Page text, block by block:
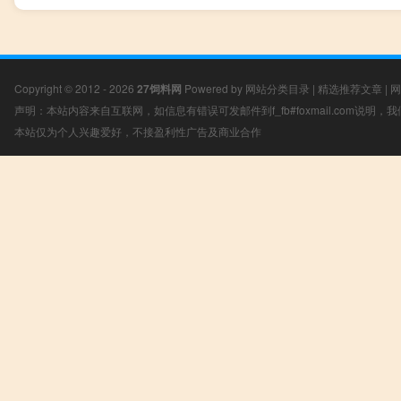
Copyright © 2012 - 2026 27饲料网 Powered by 网站分类目录 | 精选推荐文章 |
声明：本站内容来自互联网，如信息有错误可发邮件到f_fb#foxmail.com说明，
本站仅为个人兴趣爱好，不接盈利性广告及商业合作